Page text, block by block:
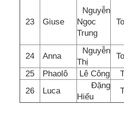
23 Giuse
Nguyễn
Ngọc
Trung
24
Anna
Nguyễn
Thị
25
Phaolô Lê Công
26
Luca
Đặng
Hiếu